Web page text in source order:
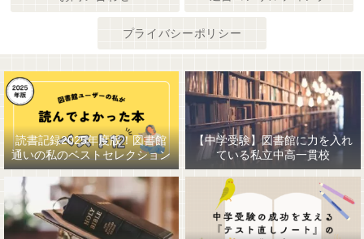
プライバシーポリシー
読書記録2025年度版！図書館
通いの私のベストセレクション
【中学受験】図書館に力を入れ
ている私立中高一貫校